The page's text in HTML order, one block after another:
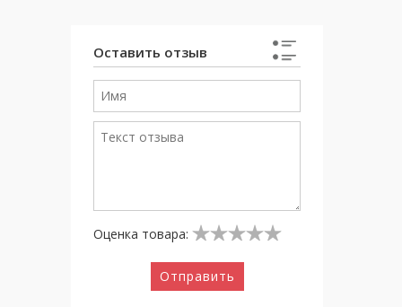
Оставить отзыв
Оценка товара:
Отправить